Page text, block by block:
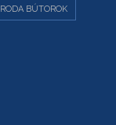
BÚTOROK